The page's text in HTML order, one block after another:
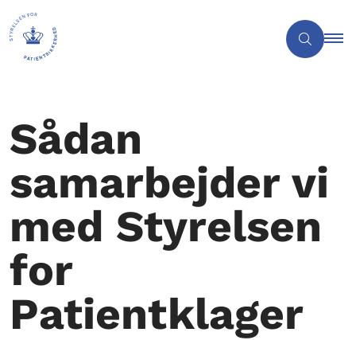
Sådan
samarbejder vi
med Styrelsen
for
Patientklager